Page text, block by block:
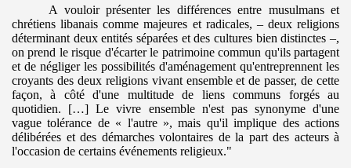
A vouloir présenter les différences entre musulmans et
chrétiens libanais comme majeures et radicales, – deux religions
déterminant deux entités séparées et des cultures bien distinctes –,
on prend le risque d'écarter le patrimoine commun qu'ils partagent
et de négliger les possibilités d'aménagement qu'entreprennent les
croyants des deux religions vivant ensemble et de passer, de cette
façon, à côté d'une multitude de liens communs forgés au
quotidien. […] Le vivre ensemble n'est pas synonyme d'une
vague tolérance de « l'autre », mais qu'il implique des actions
délibérées et des démarches volontaires de la part des acteurs à
l'occasion de certains événements religieux."